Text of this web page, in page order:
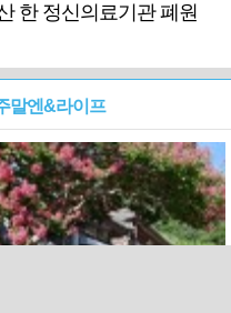
한 정신의료기관 폐원
말엔&라이프